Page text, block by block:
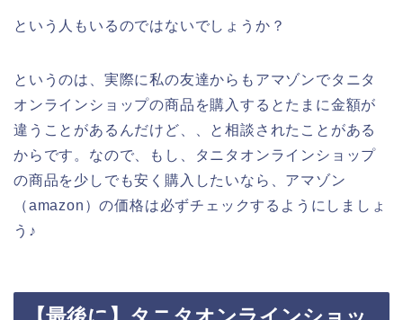
という人もいるのではないでしょうか？
というのは、実際に私の友達からもアマゾンでタニタ
オンラインショップの商品を購入するとたまに金額が
違うことがあるんだけど、、と相談されたことがある
からです。なので、もし、タニタオンラインショップ
の商品を少しでも安く購入したいなら、アマゾン
（amazon）の価格は必ずチェックするようにしましょ
う♪